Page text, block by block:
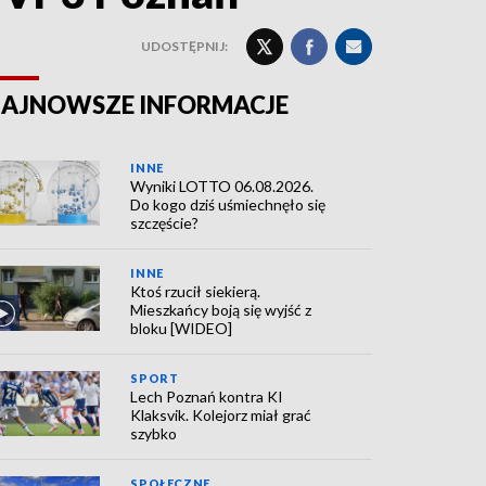
UDOSTĘPNIJ:
INFORMACJE
INNE
Wyniki LOTTO 06.08.2026.
Do kogo dziś uśmiechnęło się
szczęście?
INNE
Ktoś rzucił siekierą.
Mieszkańcy boją się wyjść z
bloku [WIDEO]
SPORT
Lech Poznań kontra KI
Klaksvik. Kolejorz miał grać
szybko